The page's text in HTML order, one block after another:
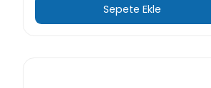
Sepete Ekle